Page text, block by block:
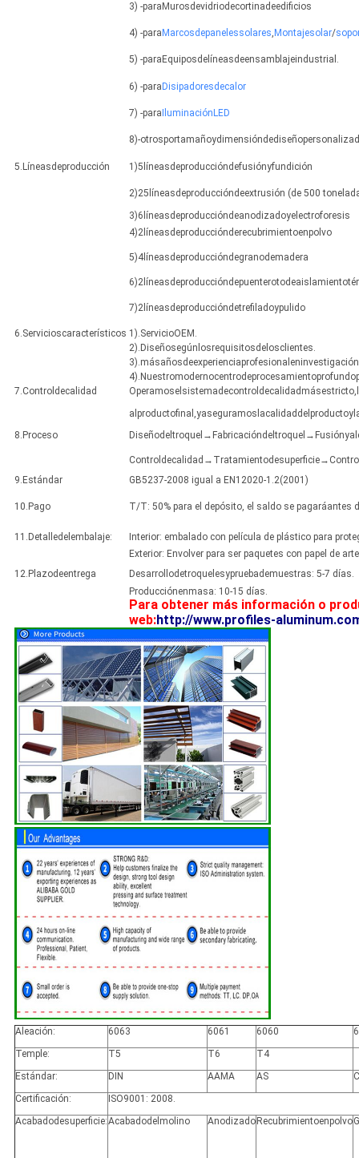
3) -paraMurosdevidriodecortinadeedificios
4) -para Marcosdepanelessolares, Montajesolar/
5) -paraEquiposdelíneasdeensamblajeindustrial.
6) -para Disipadoresdecalor
7) -para IluminaciónLED
8)-
5.Líneasdeproducción 1)5líneasdeproduccióndefusiónyfundición
2)25líneasdeproduccióndeextrusión (de 500
3)6líneasdeproduccióndeanodizadoyelectroforesis
4)2líneasdeproducciónderecubrimientoenpolvo
5)4líneasdeproduccióndegranodemadera
7)2líneasdeproduccióndetrefiladoypulido
6.Servicioscaracterísticos 1).ServicioOEM.
2).Diseñosegúnlosrequisitosdelosclientes.
7.Controldecalidad
8.Proceso
9.Estándar
GB5237-2008 igual a EN12020-1.2(2001)
10.Pago T/T: 50% para el depósito, el saldo se pagaráantes
11.Detalledelembalaje:
Interior: embalado con película de plástico para
Exterior: Envolver para ser paquetes con papel de
12.Plazodeentrega
Desarrollodetroquelesypruebademuestras: 5-7 días.
Producciónenmasa: 10-15 días.
Para obtener más información o
web:http://www.profiles-
Aleación: 6063 6061 6060
Temple:
T5 T6
T4
Estándar:
DIN AAMA AS
Certificación:
ISO9001: 2008.
Acabadodesuperficie:Acabadodelmolino AnodizadoRecubrimientoenpolvo